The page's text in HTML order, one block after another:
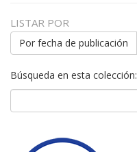
LISTAR POR
Por fecha de publicación
Búsqueda en esta colección: